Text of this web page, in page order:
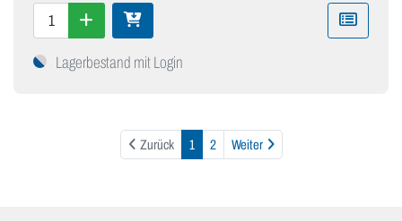
Lagerbestand mit Login
Zurück 1 2 Weiter Weiter